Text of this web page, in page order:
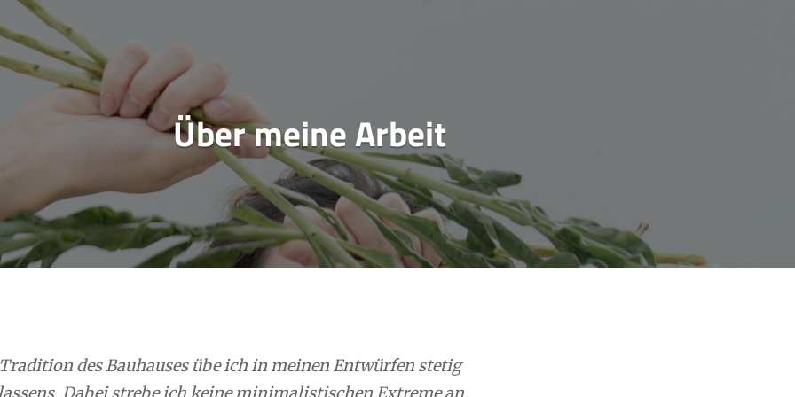
Über meine Arbeit
des Bauhauses übe ich in meinen Entwürfen stetig
Dabei strebe ich keine minimalistischen Extreme an,